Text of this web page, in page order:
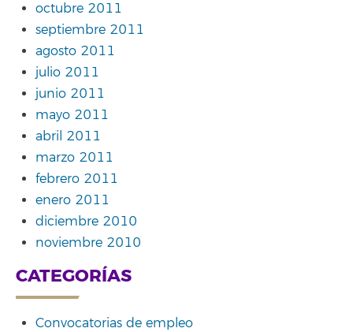
octubre 2011
septiembre 2011
agosto 2011
julio 2011
junio 2011
mayo 2011
abril 2011
marzo 2011
febrero 2011
enero 2011
diciembre 2010
noviembre 2010
CATEGORÍAS
Convocatorias de empleo